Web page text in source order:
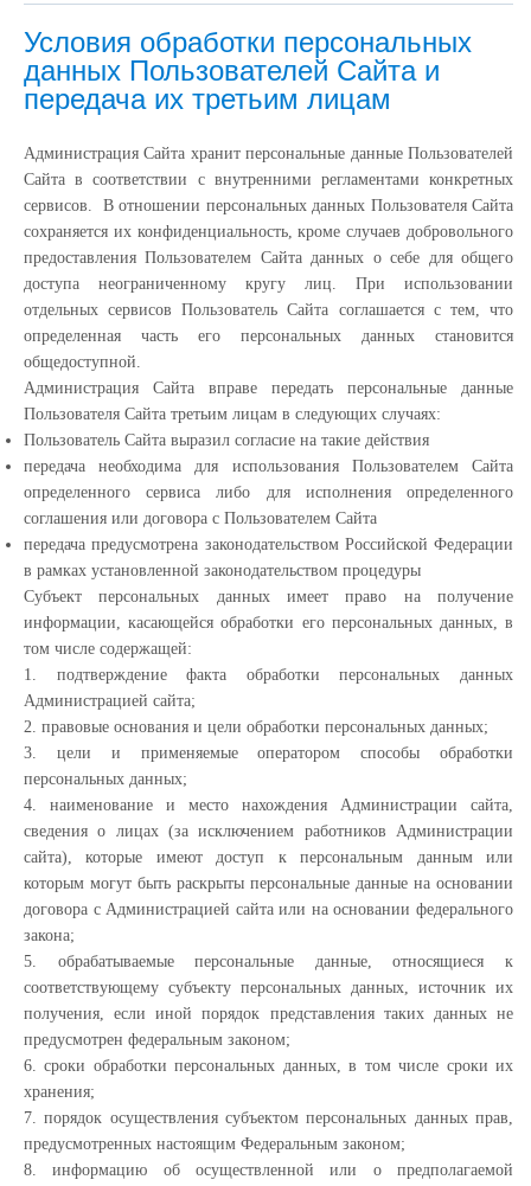
Условия обработки персональных
данных Пользователей Сайта и
передача их третьим лицам
Администрация Сайта хранит персональные данные Пользователей
Сайта в соответствии с внутренними регламентами конкретных
сервисов. В отношении персональных данных Пользователя Сайта
сохраняется их конфиденциальность, кроме случаев добровольного
предоставления Пользователем Сайта данных о себе для общего
доступа неограниченному кругу лиц. При использовании
отдельных сервисов Пользователь Сайта соглашается с тем, что
определенная часть его персональных данных становится
общедоступной.
Администрация Сайта вправе передать персональные данные
Пользователя Сайта третьим лицам в следующих случаях:
Пользователь Сайта выразил согласие на такие действия
передача необходима для использования Пользователем Сайта
определенного сервиса либо для исполнения определенного
соглашения или договора с Пользователем Сайта
передача предусмотрена законодательством Российской Федерации
в рамках установленной законодательством процедуры
Субъект персональных данных имеет право на получение
информации, касающейся обработки его персональных данных, в
том числе содержащей:
1. подтверждение факта обработки персональных данных
Администрацией сайта;
2. правовые основания и цели обработки персональных данных;
3. цели и применяемые оператором способы обработки
персональных данных;
4. наименование и место нахождения Администрации сайта,
сведения о лицах (за исключением работников Администрации
сайта), которые имеют доступ к персональным данным или
которым могут быть раскрыты персональные данные на основании
договора с Администрацией сайта или на основании федерального
закона;
5. обрабатываемые персональные данные, относящиеся к
соответствующему субъекту персональных данных, источник их
получения, если иной порядок представления таких данных не
предусмотрен федеральным законом;
6. сроки обработки персональных данных, в том числе сроки их
хранения;
7. порядок осуществления субъектом персональных данных прав,
предусмотренных настоящим Федеральным законом;
8. информацию об осуществленной или о предполагаемой